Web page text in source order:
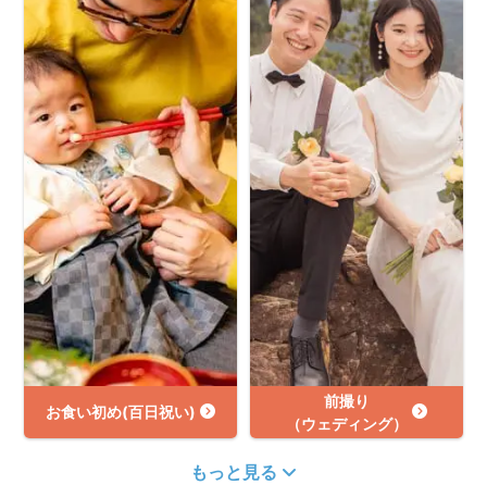
お食い初め(百日祝い)
前撮り
（ウェディング）
もっと見る